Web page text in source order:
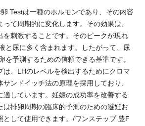
Testは一種のホルモンであり、その内容
て周期的に変化します。その効果は、
を刺激することです。そのピークが現れ
と尿に多く含まれます。したがって、尿
を予測するための信頼できる基準です。
は、LHのレベルを検出するためにクロマ
サンドイッチ法の原理を採用しており、
適しています。妊娠の成功率を改善する
は排卵周期の臨床的予測のための避妊お
として使用できます。/ワンステップ 豊F